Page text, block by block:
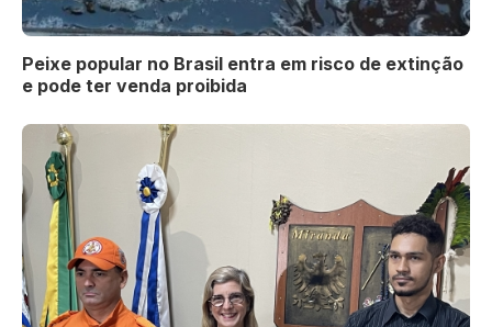
Peixe popular no Brasil entra em risco de extinção
e pode ter venda proibida